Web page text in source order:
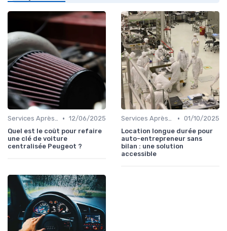
Services Après-Vente • 12/06/2025
Quel est le coût pour refaire
une clé de voiture
centralisée Peugeot ?
Services Après-Vente • 01/10/2025
Location longue durée pour
auto-entrepreneur sans
bilan : une solution
accessible